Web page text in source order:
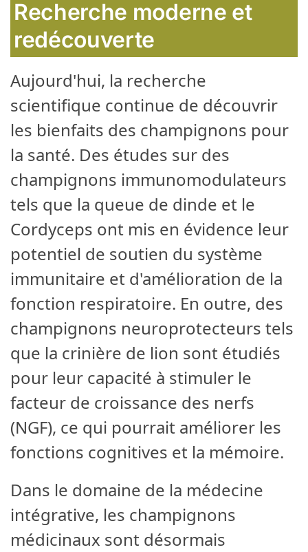
Recherche moderne et
redécouverte
Aujourd'hui, la recherche
scientifique continue de découvrir
les bienfaits des champignons pour
la santé. Des études sur des
champignons immunomodulateurs
tels que la queue de dinde et le
Cordyceps ont mis en évidence leur
potentiel de soutien du système
immunitaire et d'amélioration de la
fonction respiratoire. En outre, des
champignons neuroprotecteurs tels
que la crinière de lion sont étudiés
pour leur capacité à stimuler le
facteur de croissance des nerfs
(NGF), ce qui pourrait améliorer les
fonctions cognitives et la mémoire.
Dans le domaine de la médecine
intégrative, les champignons
médicinaux sont désormais